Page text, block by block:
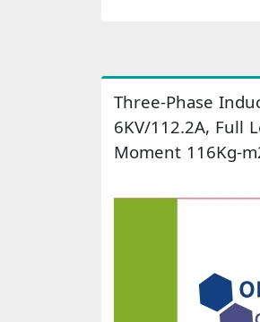
Three-Phase
6KV/112.2A, Full
Moment 116Kg-